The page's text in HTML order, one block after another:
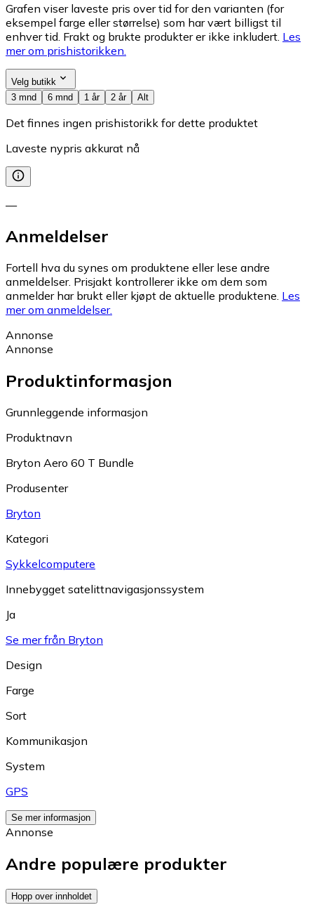
Grafen viser laveste pris over tid for den varianten (for
eksempel farge eller størrelse) som har vært billigst til
enhver tid. Frakt og brukte produkter er ikke inkludert. Les
mer om prishistorikken.
Velg butikk
3 mnd
6 mnd 1 år 2 år Alt
Det finnes ingen prishistorikk for dette produktet
Laveste nypris akkurat nå
—
Anmeldelser
Fortell hva du synes om produktene eller lese andre
anmeldelser. Prisjakt kontrollerer ikke om dem som
anmelder har brukt eller kjøpt de aktuelle produktene. Les
mer om anmeldelser.
Annonse
Annonse
Produktinformasjon
Grunnleggende informasjon
Produktnavn
Bryton Aero 60 T Bundle
Produsenter
Bryton
Kategori
Sykkelcomputere
Innebygget satelittnavigasjonssystem
Ja
Se mer från Bryton
Design
Farge
Sort
Kommunikasjon
System
GPS
Se mer informasjon
Annonse
Andre populære produkter
Hopp over innholdet